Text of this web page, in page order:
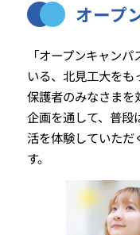
オープ
「オープンキャン
いる、北見工大を
保護者のみなさまを
企画を通して、普段
活を体験していただ
す。